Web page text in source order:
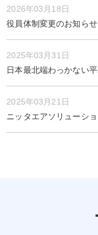
2026年03月18日
役員体制変更のお知らせ
2025年03月31日
日本最北端わっかない
2025年03月21日
ニッタエアソリューシ
北海道グリーン・ビズ認